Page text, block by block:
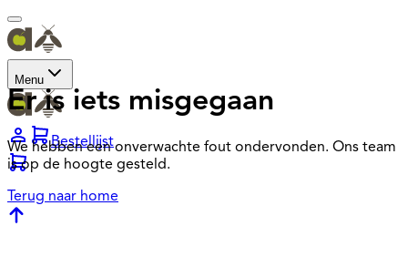
Menu
Bestellijst
Er is iets misgegaan
We hebben een onverwachte fout ondervonden. Ons team
is op de hoogte gesteld.
Terug naar home